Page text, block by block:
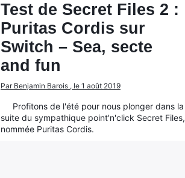
Test de Secret Files 2 :
Puritas Cordis sur
Switch – Sea, secte
and fun
Par Benjamin Barois , le 1 août 2019
Profitons de l'été pour nous plonger dans la
suite du sympathique point'n'click Secret Files,
nommée Puritas Cordis.